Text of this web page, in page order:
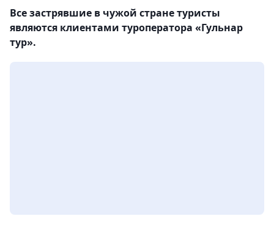
Все застрявшие в чужой стране туристы
являются клиентами туроператора «Гульнар
тур».